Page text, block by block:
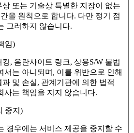
또는 기술상 특별한 지장이 없는
을 원칙으로 합니다. 다만 정기 점
그러하지 않습니다.
임)
, 음란사이트 링크, 상용S/W 불법
서는 아니되며, 이를 위반으로 인해
및 손실, 관계기관에 의한 법적
사는 책임을 지지 않습니다.
중지)
경우에는 서비스 제공을 중지할 수